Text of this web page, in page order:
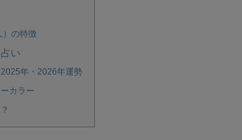
）の特徴
い
年・2026年運勢
カラー